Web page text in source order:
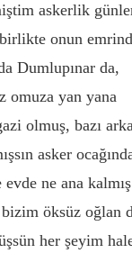
askerlik
onun
Dumlupınar da,
omuza yan yana
olmuş, bazı
asker
evde ne ana
öksüz oğlan
her şeyim